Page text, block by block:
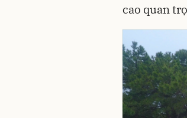
cao quan